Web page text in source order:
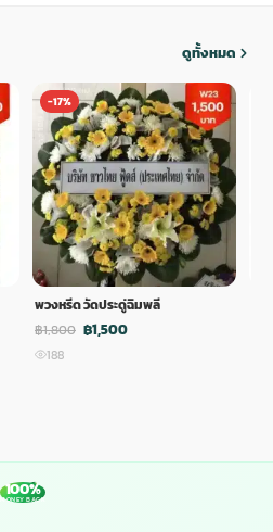
ดูทั้งหมด
-17%
พวงหรีด วัดประดู่ฉิมพลี
฿1,800 ฿1,500
188
100%
MONEY BACK